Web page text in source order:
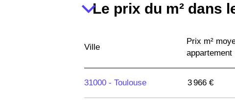
Le prix du m² dans
Ville
Prix m²
appartement
31000 - Toulouse 3 966 €